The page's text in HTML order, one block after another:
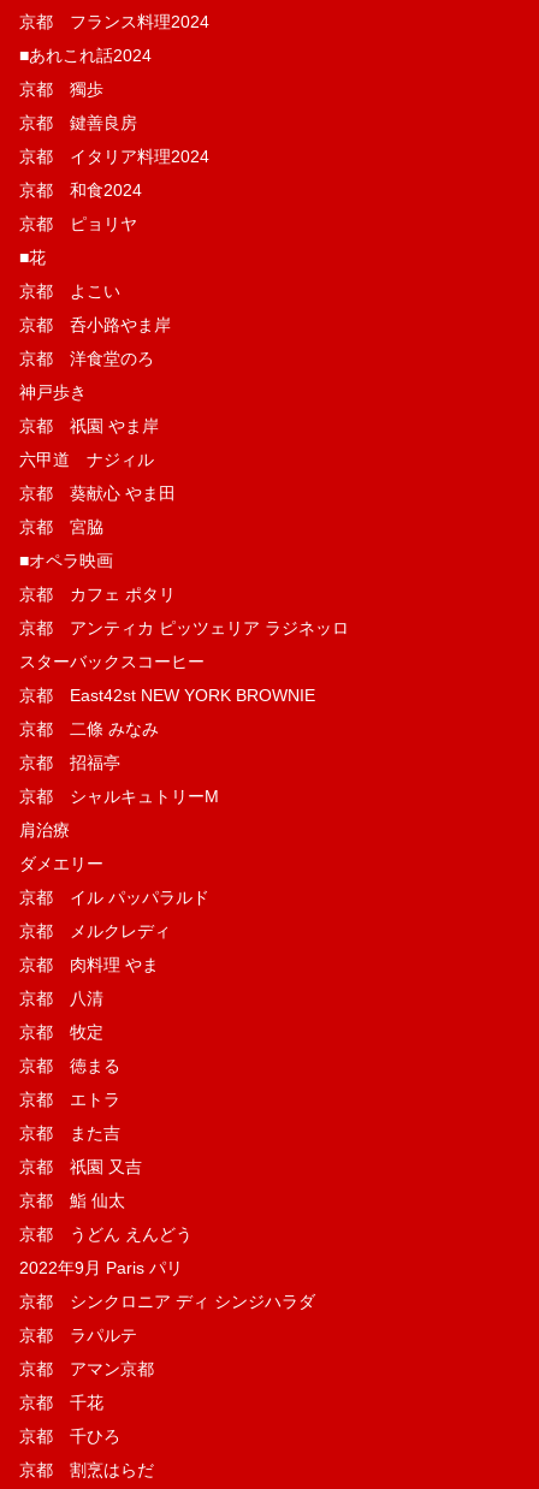
京都 フランス料理2024
■あれこれ話2024
京都 獨歩
京都 鍵善良房
京都 イタリア料理2024
京都 和食2024
京都 ピョリヤ
■花
京都 よこい
京都 呑小路やま岸
京都 洋食堂のろ
神戸歩き
京都 祇園 やま岸
六甲道 ナジィル
京都 葵献心 やま田
京都 宮脇
■オペラ映画
京都 カフェ ポタリ
京都 アンティカ ピッツェリア ラジネッロ
スターバックスコーヒー
京都 East42st NEW YORK BROWNIE
京都 二條 みなみ
京都 招福亭
京都 シャルキュトリーM
肩治療
ダメエリー
京都 イル パッパラルド
京都 メルクレディ
京都 肉料理 やま
京都 八清
京都 牧定
京都 徳まる
京都 エトラ
京都 また吉
京都 祇園 又吉
京都 鮨 仙太
京都 うどん えんどう
2022年9月 Paris パリ
京都 シンクロニア ディ シンジハラダ
京都 ラパルテ
京都 アマン京都
京都 千花
京都 千ひろ
京都 割烹はらだ